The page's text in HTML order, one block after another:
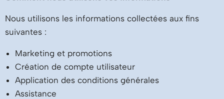
Nous utilisons les informations collectées aux fins
suivantes :
Marketing et promotions
Création de compte utilisateur
Application des conditions générales
Assistance